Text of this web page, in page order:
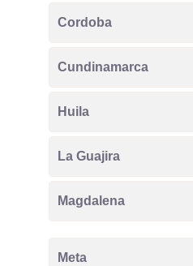
Cordoba
Cundinamarca
Huila
La Guajira
Magdalena
Meta